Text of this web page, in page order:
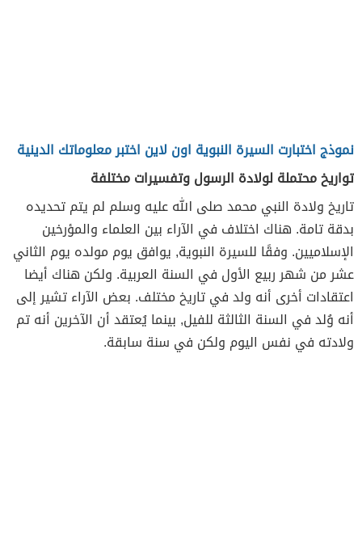
نموذج اختبارت السيرة النبوية اون لاين اختبر معلوماتك الدينية
تواريخ محتملة لولادة الرسول وتفسيرات مختلفة
تاريخ ولادة النبي محمد صلى الله عليه وسلم لم يتم تحديده
بدقة تامة. هناك اختلاف في الآراء بين العلماء والمؤرخين
الإسلاميين. وفقًا للسيرة النبوية, يوافق يوم مولده يوم الثاني
عشر من شهر ربيع الأول في السنة العربية. ولكن هناك أيضا
اعتقادات أخرى أنه ولد في تاريخ مختلف. بعض الآراء تشير إلى
أنه وُلد في السنة الثالثة للفيل, بينما يُعتقد أن الآخرين أنه تم
ولادته في نفس اليوم ولكن في سنة سابقة.